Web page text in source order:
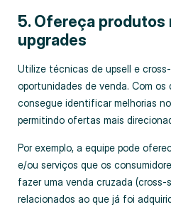
5. Ofereça produtos
upgrades
Utilize técnicas de upsell e
oportunidades de venda. Com os
consegue identificar melhorias
permitindo ofertas mais
Por exemplo, a equipe pode
e/ou serviços que os
fazer uma venda cruzada
relacionados ao que já foi